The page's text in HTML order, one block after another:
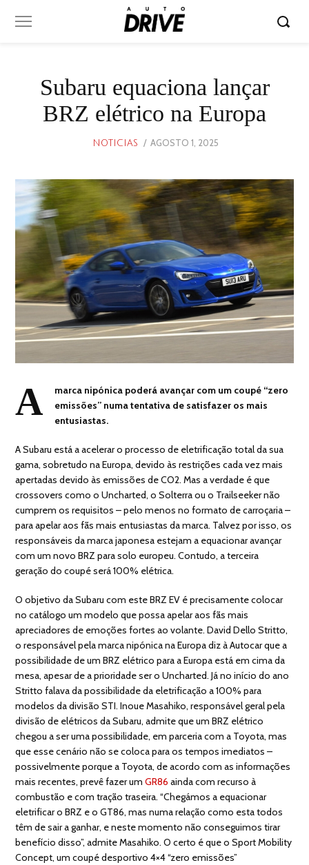
Subaru equaciona lançar
BRZ elétrico na Europa
NOTICIAS
POSTED
AGOSTO 1, 2025
A
marca nipónica poderá avançar com um coupé “zero
emissões” numa tentativa de satisfazer os mais
entusiastas.
A Subaru está a acelerar o processo de eletrificação total da sua
gama, sobretudo na Europa, devido às restrições cada vez mais
apertadas devido às emissões de CO2. Mas a verdade é que
crossovers como o Uncharted, o Solterra ou o Trailseeker não
cumprem os requisitos – pelo menos no formato de carroçaria –
para apelar aos fãs mais entusiastas da marca. Talvez por isso, os
responsáveis da marca japonesa estejam a equacionar avançar
com um novo BRZ para solo europeu. Contudo, a terceira
geração do coupé será 100% elétrica.
O objetivo da Subaru com este BRZ EV é precisamente colocar
no catálogo um modelo que possa apelar aos fãs mais
apreciadores de emoções fortes ao volante. David Dello Stritto,
o responsável pela marca nipónica na Europa diz à Autocar que a
possibilidade de um BRZ elétrico para a Europa está em cima da
mesa, apesar de a prioridade ser o Uncharted. Já no início do ano
Stritto falava da possibilidade da eletrificação a 100% para
modelos da divisão STI. Inoue Masahiko, responsável geral pela
divisão de elétricos da Subaru, admite que um BRZ elétrico
chegou a ser uma possibilidade, em parceria com a Toyota, mas
que esse cenário não se coloca para os tempos imediatos –
possivelmente porque a Toyota, de acordo com as informações
mais recentes, prevê fazer umGR86 ainda com recurso à
combustão e com tração traseira. “Chegámos a equacionar
eletrificar o BRZ e o GT86, mas numa relação como esta todos
têm de sair a ganhar, e neste momento não conseguimos tirar
benefício disso”, admite Masahiko. O certo é que o Sport Mobility
Concept, um coupé desportivo 4×4 “zero emissões”